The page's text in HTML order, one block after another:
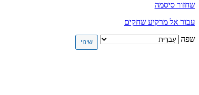
שחזור סיסמה
עבור אל מרקיע שחקים
שפה